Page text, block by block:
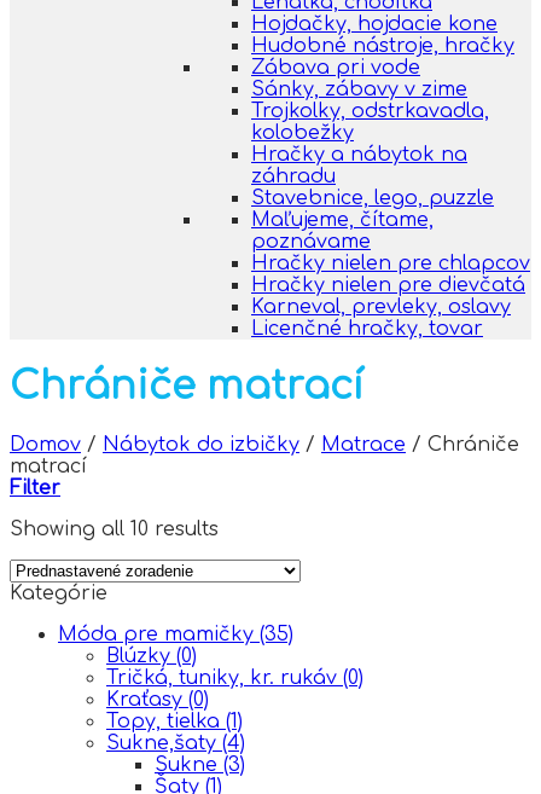
Hojdačky, hojdacie kone
Hudobné nástroje, hračky
Zábava pri vode
Sánky, zábavy v zime
Trojkolky, odstrkavadla,
kolobežky
Hračky a nábytok na
záhradu
Stavebnice, lego, puzzle
Maľujeme, čítame,
poznávame
Hračky nielen pre chlapcov
Hračky nielen pre dievčatá
Karneval, prevleky, oslavy
Licenčné hračky, tovar
Chrániče matrací
Domov / Nábytok do izbičky / Matrace / Chrániče
matrací
Filter
Showing all 10 results
Kategórie
Móda pre mamičky (35)
Blúzky (0)
Tričká, tuniky, kr. rukáv (0)
Kraťasy (0)
Topy, tielka (1)
Sukne,šaty (4)
Sukne (3)
Šaty (1)